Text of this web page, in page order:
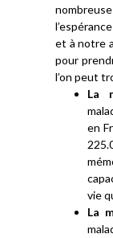
et à notre
pour
l’on peut
La
en
vie
La